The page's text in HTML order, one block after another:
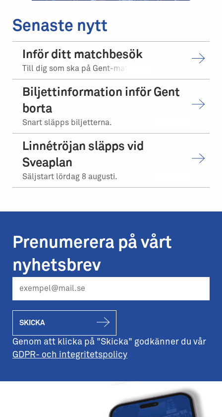
Senaste nytt
Inför ditt matchbesök
Till dig som ska på Gent-matchen.
Biljettinformation inför Gent
borta
Snart släpps biljetterna.
Linnétröjan släpps vid
Sveaplan
Säljstart lördag 8 augusti.
Prenumerera på vårt
nyhetsbrev
SKICKA
Genom att klicka på "Skicka" godkänner du vår
GDPR- och integritetspolicy